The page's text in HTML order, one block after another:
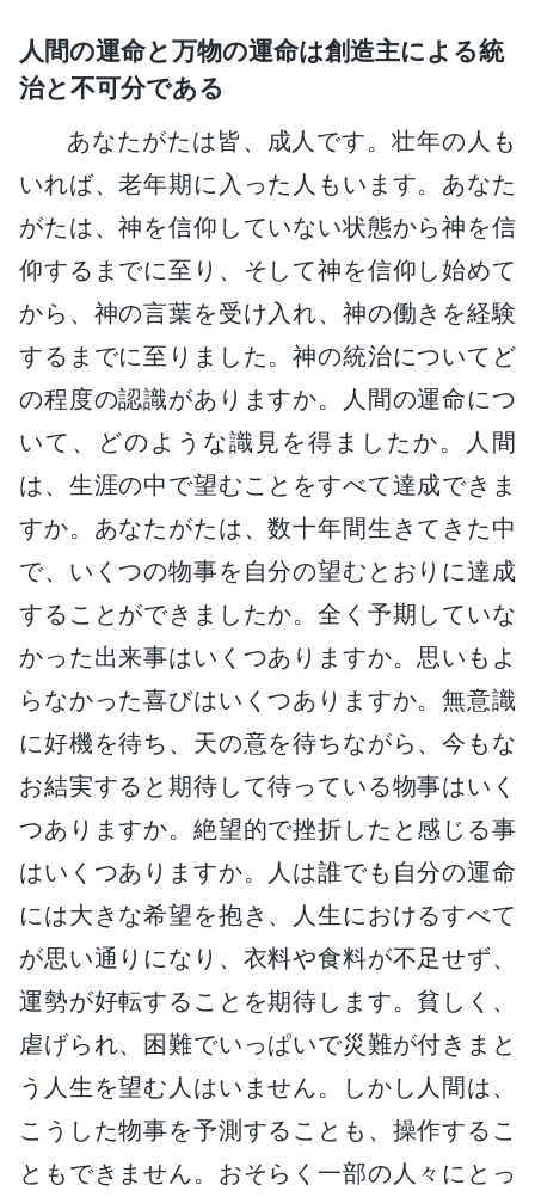
人間の運命と万物の運命は創造主による統
治と不可分である
あなたがたは皆、成人です。壮年の人も
いれば、老年期に入った人もいます。あなた
がたは、神を信仰していない状態から神を信
仰するまでに至り、そして神を信仰し始めて
から、神の言葉を受け入れ、神の働きを経験
するまでに至りました。神の統治についてど
の程度の認識がありますか。人間の運命につ
いて、どのような識見を得ましたか。人間
は、生涯の中で望むことをすべて達成できま
すか。あなたがたは、数十年間生きてきた中
で、いくつの物事を自分の望むとおりに達成
することができましたか。全く予期していな
かった出来事はいくつありますか。思いもよ
らなかった喜びはいくつありますか。無意識
に好機を待ち、天の意を待ちながら、今もな
お結実すると期待して待っている物事はいく
つありますか。絶望的で挫折したと感じる事
はいくつありますか。人は誰でも自分の運命
には大きな希望を抱き、人生におけるすべて
が思い通りになり、衣料や食料が不足せず、
運勢が好転することを期待します。貧しく、
虐げられ、困難でいっぱいで災難が付きまと
う人生を望む人はいません。しかし人間は、
こうした物事を予測することも、操作するこ
ともできません。おそらく一部の人々にとっ